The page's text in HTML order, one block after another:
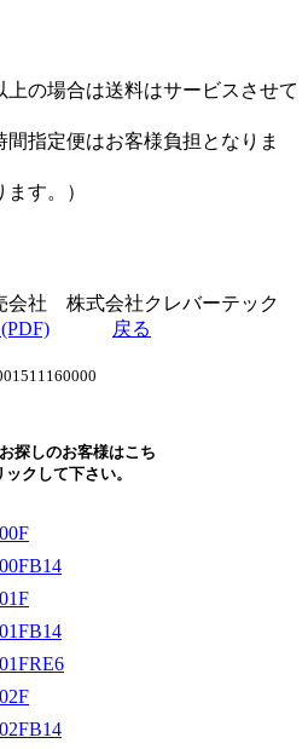
の場合は送料はサービスさせて
間指定便はお客様負担となりま
す。）
会社 株式会社クレバーテック
戻る
探しのお客様はこち
ックして下さい。